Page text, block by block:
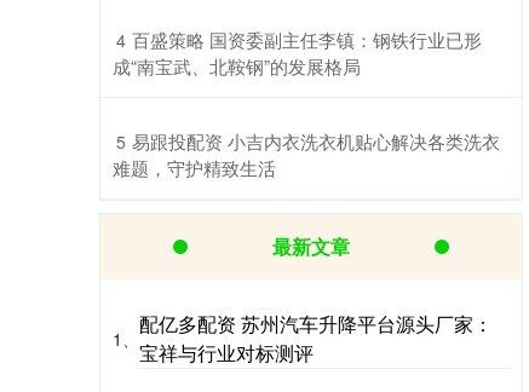
4 ​百盛策略 国资委副主任李镇：钢铁行业已形
成“南宝武、北鞍钢”的发展格局
5 ​易跟投配资 小吉内衣洗衣机贴心解决各类洗衣
难题，守护精致生活
最新文章
1、
配亿多配资 苏州汽车升降平台源头厂家：
宝祥与行业对标测评